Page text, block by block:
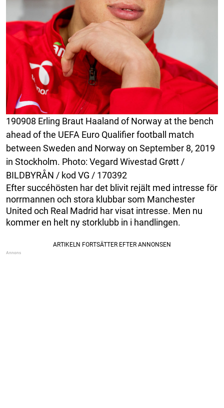
190908 Erling Braut Haaland of Norway at the bench
ahead of the UEFA Euro Qualifier football match
between Sweden and Norway on September 8, 2019
in Stockholm. Photo: Vegard Wivestad Grøtt /
BILDBYRÅN / kod VG / 170392
Efter succéhösten har det blivit rejält med intresse för
norrmannen och stora klubbar som Manchester
United och Real Madrid har visat intresse. Men nu
kommer en helt ny storklubb in i handlingen.